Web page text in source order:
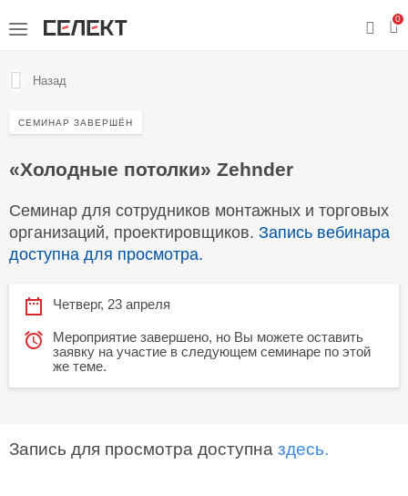
0
Назад
СЕМИНАР ЗАВЕРШЁН
«Холодные потолки» Zehnder
Семинар для сотрудников монтажных и торговых
организаций, проектировщиков. Запись вебинара
доступна для просмотра.
Четверг, 23 апреля
Мероприятие завершено, но Вы можете оставить
заявку на участие в следующем семинаре по этой
же теме.
Запись для просмотра доступна здесь.